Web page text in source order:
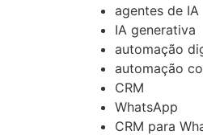
agentes de IA
IA generativa
automação
automação
CRM
WhatsApp
CRM para